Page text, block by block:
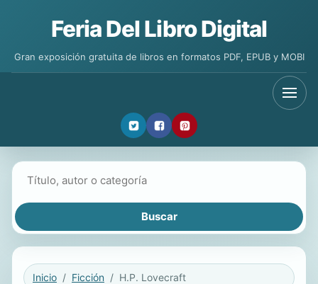
Feria Del Libro Digital
Gran exposición gratuita de libros en formatos PDF, EPUB y MOBI
Inicio Ficción H.P. Lovecraft